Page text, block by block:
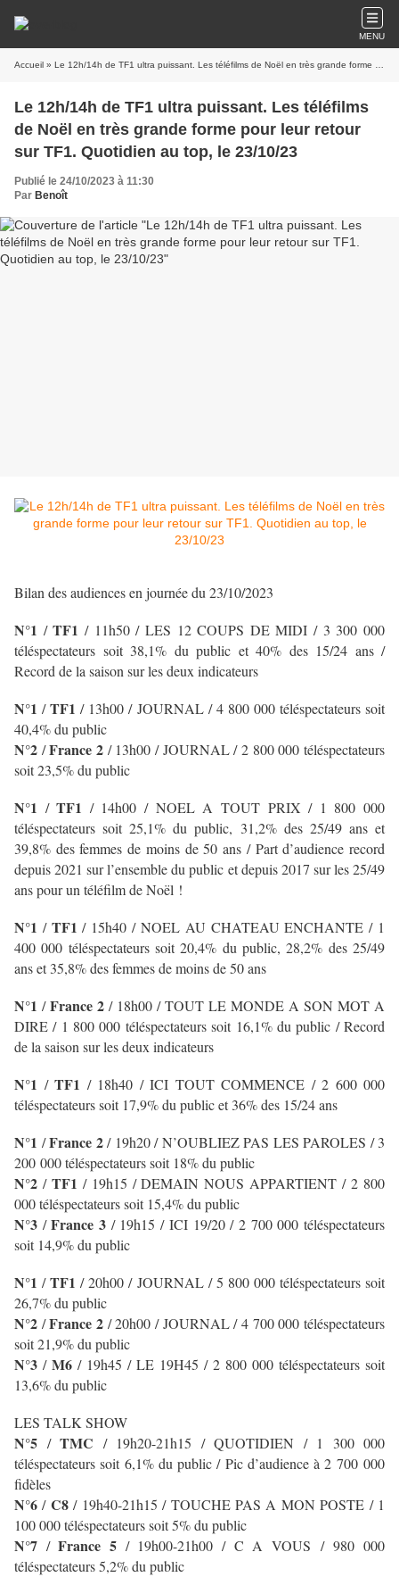
MENU
Accueil » Le 12h/14h de TF1 ultra puissant. Les téléfilms de Noël en très grande forme pour leur retour sur TF1. Quotidien au top, le 23/10/23
Le 12h/14h de TF1 ultra puissant. Les téléfilms
de Noël en très grande forme pour leur retour
sur TF1. Quotidien au top, le 23/10/23
Publié le 24/10/2023 à 11:30
Par Benoît
Bilan des audiences en journée du 23/10/2023
N°1 /TF1 / 11h50 / LES 12 COUPS DE MIDI / 3 300 000
téléspectateurs soit 38,1% du public et 40% des 15/24 ans /
Record de la saison sur les deux indicateurs
N°1 /TF1 / 13h00 / JOURNAL / 4 800 000 téléspectateurs soit
40,4% du public
N°2 /France 2 / 13h00 / JOURNAL / 2 800 000 téléspectateurs
soit 23,5% du public
N°1 /TF1 / 14h00 / NOEL A TOUT PRIX / 1 800 000
téléspectateurs soit 25,1% du public, 31,2% des 25/49 ans et
39,8% des femmes de moins de 50 ans / Part d’audience record
depuis 2021 sur l’ensemble du public et depuis 2017 sur les 25/49
ans pour un téléfilm de Noël !
N°1 / TF1 / 15h40 / NOEL AU CHATEAU ENCHANTE / 1
400 000 téléspectateurs soit 20,4% du public, 28,2% des 25/49
ans et 35,8% des femmes de moins de 50 ans
N°1 /France 2 / 18h00 / TOUT LE MONDE A SON MOT A
DIRE / 1 800 000 téléspectateurs soit 16,1% du public / Record
de la saison sur les deux indicateurs
N°1 / TF1 / 18h40 / ICI TOUT COMMENCE / 2 600 000
téléspectateurs soit 17,9% du public et 36% des 15/24 ans
N°1 /France 2/ 19h20 / N’OUBLIEZ PAS LES PAROLES / 3
200 000 téléspectateurs soit 18% du public
N°2 / TF1 / 19h15 / DEMAIN NOUS APPARTIENT / 2 800
000 téléspectateurs soit 15,4% du public
N°3 /France 3 / 19h15 / ICI 19/20 / 2 700 000 téléspectateurs
soit 14,9% du public
N°1 /TF1 /20h00 / JOURNAL / 5 800 000 téléspectateurs soit
26,7% du public
N°2 /France 2 / 20h00 / JOURNAL / 4 700 000 téléspectateurs
soit 21,9% du public
N°3 / M6 / 19h45 / LE 19H45 / 2 800 000 téléspectateurs soit
13,6% du public
LES TALK SHOW
N°5 / TMC / 19h20-21h15 / QUOTIDIEN / 1 300 000
téléspectateurs soit 6,1% du public / Pic d’audience à 2 700 000
fidèles
N°6/ C8/ 19h40-21h15 / TOUCHE PAS A MON POSTE / 1
100 000 téléspectateurs soit 5% du public
N°7 /France 5 / 19h00-21h00 / C A VOUS / 980 000
téléspectateurs 5,2% du public